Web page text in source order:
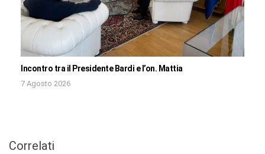
Incontro tra il Presidente Bardi e l’on. Mattia
7 Agosto 2026
Correlati